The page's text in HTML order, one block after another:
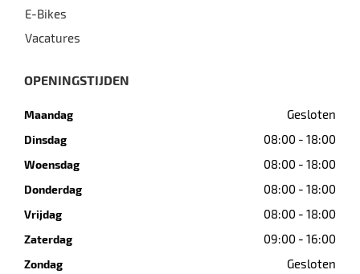
E-Bikes
Vacatures
OPENINGSTIJDEN
Maandag Gesloten
Dinsdag 08:00 - 18:00
Woensdag 08:00 - 18:00
Donderdag 08:00 - 18:00
Vrijdag 08:00 - 18:00
Zaterdag 09:00 - 16:00
Zondag Gesloten